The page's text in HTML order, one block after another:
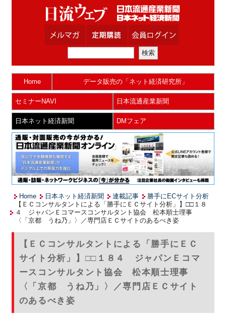
Home データ販売の「ネット経済研究所」
セミナーNAVI 日本流通産業新聞
日本ネット経済新聞 DMフェア
Home 日本ネット経済新聞 連載記事
勝手にECサイト分析
【ＥＣコンサルタントによる「勝手にＥＣサイト分析」】□□１８
４ ジャパンＥコマースコンサルタント協会 松本順士理事
〈「京都 うね乃」〉／専門店ＥＣサイトのあるべき姿
【ＥＣコンサルタントによる「勝手にＥＣ
サイト分析」】□□１８４ ジャパンＥコマ
ースコンサルタント協会 松本順士理事
〈「京都 うね乃」〉／専門店ＥＣサイト
のあるべき姿